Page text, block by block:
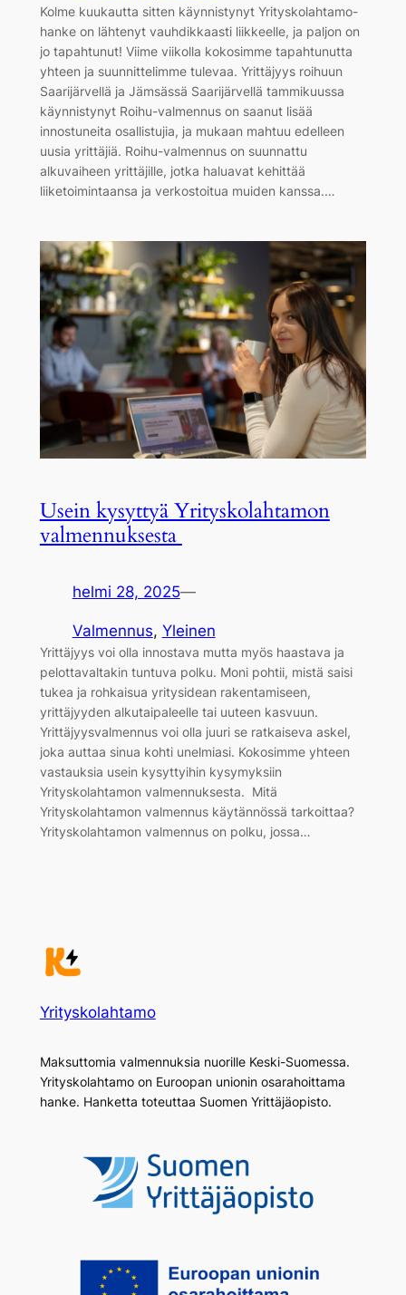
Kolme kuukautta sitten käynnistynyt Yrityskolahtamo-
hanke on lähtenyt vauhdikkaasti liikkeelle, ja paljon on
jo tapahtunut! Viime viikolla kokosimme tapahtunutta
yhteen ja suunnittelimme tulevaa. Yrittäjyys roihuun
Saarijärvellä ja Jämsässä Saarijärvellä tammikuussa
käynnistynyt Roihu-valmennus on saanut lisää
innostuneita osallistujia, ja mukaan mahtuu edelleen
uusia yrittäjiä. Roihu-valmennus on suunnattu
alkuvaiheen yrittäjille, jotka haluavat kehittää
liiketoimintaansa ja verkostoitua muiden kanssa.…
Usein kysyttyä Yrityskolahtamon
valmennuksesta
helmi 28, 2025—
Valmennus, Yleinen
Yrittäjyys voi olla innostava mutta myös haastava ja
pelottavaltakin tuntuva polku. Moni pohtii, mistä saisi
tukea ja rohkaisua yritysidean rakentamiseen,
yrittäjyyden alkutaipaleelle tai uuteen kasvuun.
Yrittäjyysvalmennus voi olla juuri se ratkaiseva askel,
joka auttaa sinua kohti unelmiasi. Kokosimme yhteen
vastauksia usein kysyttyihin kysymyksiin
Yrityskolahtamon valmennuksesta. Mitä
Yrityskolahtamon valmennus käytännössä tarkoittaa?
Yrityskolahtamon valmennus on polku, jossa…
Yrityskolahtamo
Maksuttomia valmennuksia nuorille Keski-Suomessa.
Yrityskolahtamo on Euroopan unionin osarahoittama
hanke. Hanketta toteuttaa Suomen Yrittäjäopisto.